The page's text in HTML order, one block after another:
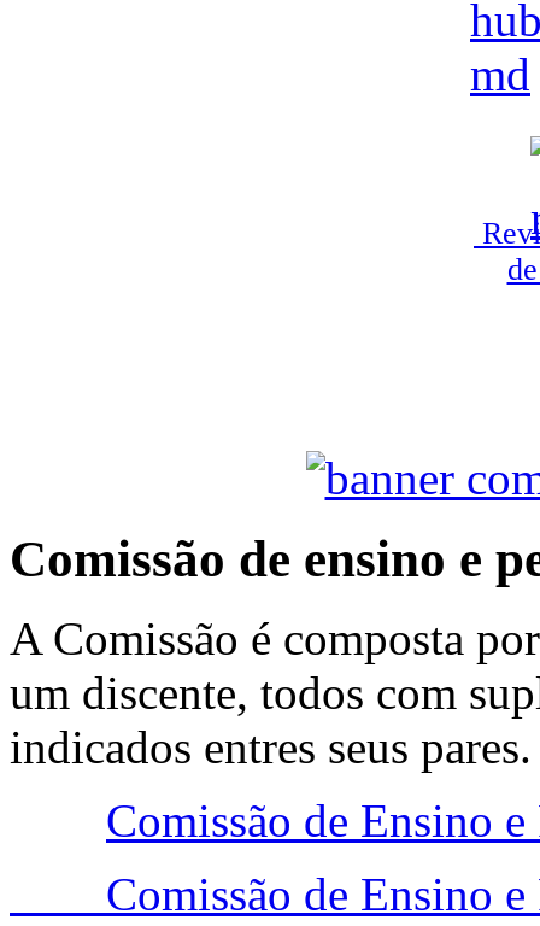
Comissão de ensino e
A Comissão é composta
um discente, todos com
indicados entres seus
Comissão de Ensino
Comissão de Ensino